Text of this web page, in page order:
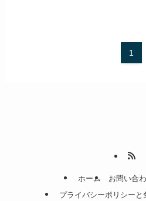
1
ホーム
お問い合
プライバシーポリシーと